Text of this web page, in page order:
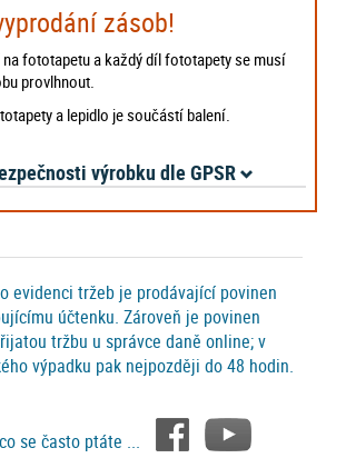
zásob!
fototapetu a každý díl fototapety se musí
provlhnout.
a lepidlo je součástí balení.
výrobku dle GPSR
evidenci tržeb je prodávající povinen
účtenku. Zároveň je povinen
tržbu u správce daně online; v
výpadku pak nejpozději do 48 hodin.
se často ptáte ...